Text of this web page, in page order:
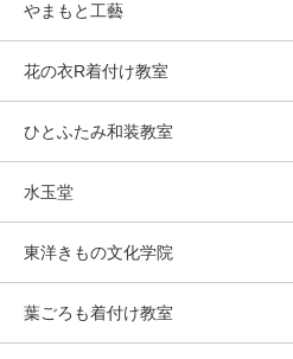
やまもと工藝
花の衣R着付け教室
ひとふたみ和装教室
水玉堂
東洋きもの文化学院
葉ごろも着付け教室